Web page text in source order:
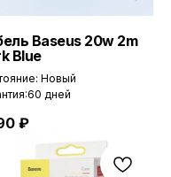
Baseus 20w 2m
Blue
Новый
дней
₽